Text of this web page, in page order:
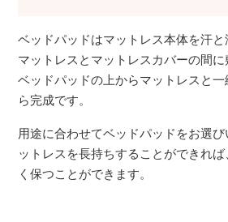
ベッドパッドはマットレス本体を汗と
マットレスとマットレスカバーの間に
ベッドパッドの上からマットレスと
ら完成です。
用途に合わせてベッドパッドをお選
ットレスを長持ちすることができれ
く保つことができます。